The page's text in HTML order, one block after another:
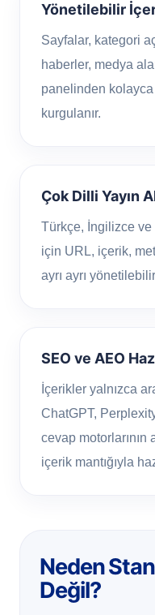
Yönetilebilir
Sayfalar, kategori
haberler, medya
panelinden
kurgulanır.
Çok Dilli Yayın
Türkçe, İngilizce
için URL, içerik,
ayrı ayrı
SEO ve AEO
İçerikler yalnızca
ChatGPT,
cevap motorlarının
içerik mantığıyla
Neden
Değil?